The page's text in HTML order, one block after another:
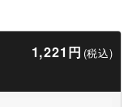
1,221円 (税込)